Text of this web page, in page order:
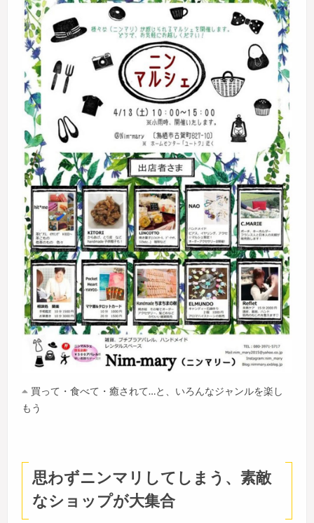
買って・食べて・癒されて…と、いろんなジャンルを楽し
もう
思わずニンマリしてしまう、素敵
なショップが大集合